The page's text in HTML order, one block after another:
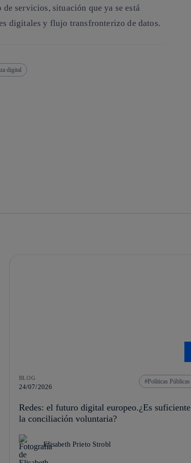
servicios, situación que ya se está
digitales y flujo transfronterizo de datos.
digital
BLOG
24/07/2026
Políticas Públicas
Redes: el futuro digital europeo.¿Es suficiente
la conciliación voluntaria?
Elisabeth Prieto Strobl